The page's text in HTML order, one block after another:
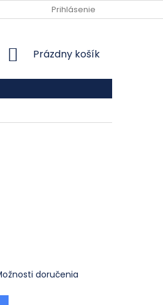
PODMIENKY PODMIENKY
Prihlásenie
NÁKUPNÝ KOŠÍK
Prázdny košík
doručenia